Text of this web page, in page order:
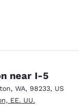
near I-5
, WA, 98233, US
EE. UU.